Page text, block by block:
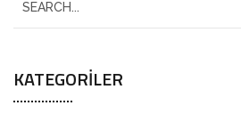
KATEGORILER